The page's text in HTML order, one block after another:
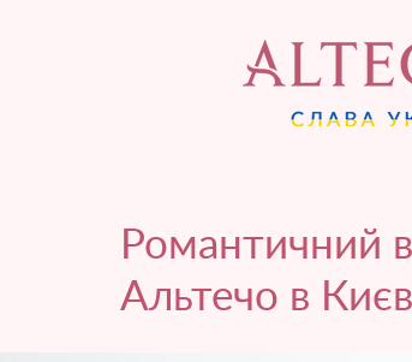
Романтичний
Альтечо в